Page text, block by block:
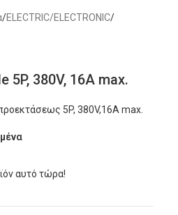
/ELECTRIC/ELECTRONIC/
5P, 380V, 16A max.
5P, 380V,16A max.
αυτό τώρα!